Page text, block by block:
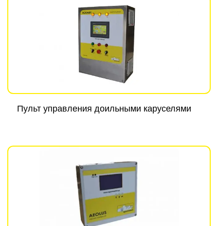
Пульт управления доильными каруселями